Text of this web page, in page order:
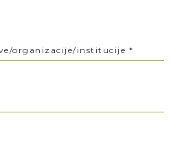
organizacije/institucije *